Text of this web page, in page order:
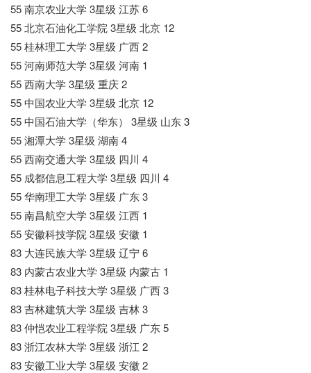
55 南京农业大学 3星级 江苏 6
55 北京石油化工学院 3星级 北京 12
55 桂林理工大学 3星级 广西 2
55 河南师范大学 3星级 河南 1
55 西南大学 3星级 重庆 2
55 中国农业大学 3星级 北京 12
55 中国石油大学（华东） 3星级 山东 3
55 湘潭大学 3星级 湖南 4
55 西南交通大学 3星级 四川 4
55 成都信息工程大学 3星级 四川 4
55 华南理工大学 3星级 广东 3
55 南昌航空大学 3星级 江西 1
55 安徽科技学院 3星级 安徽 1
83 大连民族大学 3星级 辽宁 6
83 内蒙古农业大学 3星级 内蒙古 1
83 桂林电子科技大学 3星级 广西 3
83 吉林建筑大学 3星级 吉林 3
83 仲恺农业工程学院 3星级 广东 5
83 浙江农林大学 3星级 浙江 2
83 安徽工业大学 3星级 安徽 2